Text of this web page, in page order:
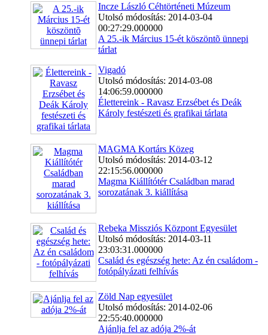
Incze László Céhtörténeti Múzeum
Utolsó módosítás: 2014-03-04
00:27:29.000000
A 25.-ik Március 15-ét köszöntõ ünnepi
tárlat
Vigadó
Utolsó módosítás: 2014-03-08
14:06:59.000000
Élettereink - Ravasz Erzsébet és Deák
Károly festészeti és grafikai tárlata
MAGMA Kortárs Közeg
Utolsó módosítás: 2014-03-12
22:15:56.000000
Magma Kiállítótér Családban marad
sorozatának 3. kiállítása
Rebeka Missziós Központ Egyesület
Utolsó módosítás: 2014-03-11
23:03:31.000000
Család és egészség hete: Az én családom -
fotópályázati felhívás
Zöld Nap egyesület
Utolsó módosítás: 2014-02-06
22:55:40.000000
Ajánlja fel az adója 2%-át